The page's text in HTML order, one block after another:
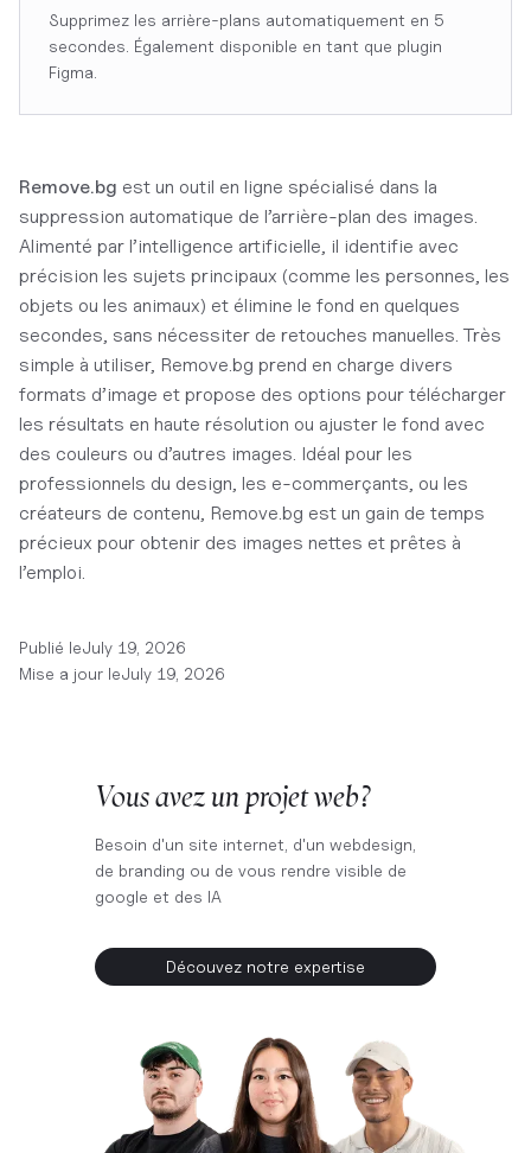
Supprimez les arrière-plans automatiquement en 5
secondes. Également disponible en tant que plugin
Figma.
Remove.bg est un outil en ligne spécialisé dans la
suppression automatique de l’arrière-plan des images.
Alimenté par l’intelligence artificielle, il identifie avec
précision les sujets principaux (comme les personnes, les
objets ou les animaux) et élimine le fond en quelques
secondes, sans nécessiter de retouches manuelles. Très
simple à utiliser, Remove.bg prend en charge divers
formats d’image et propose des options pour télécharger
les résultats en haute résolution ou ajuster le fond avec
des couleurs ou d’autres images. Idéal pour les
professionnels du design, les e-commerçants, ou les
créateurs de contenu, Remove.bg est un gain de temps
précieux pour obtenir des images nettes et prêtes à
l’emploi.
Publié leJuly 19, 2026
Mise a jour leJuly 19, 2026
Vous avez un projet web ?
Besoin d'un site internet, d'un webdesign,
de branding ou de vous rendre visible de
google et des IA
Découvez notre expertise